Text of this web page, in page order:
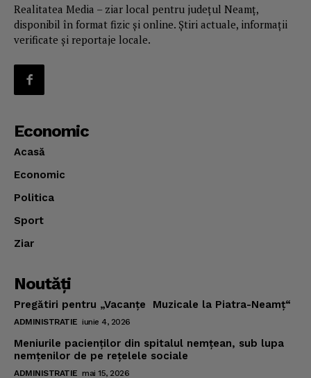
Realitatea Media – ziar local pentru județul Neamț,
disponibil în format fizic și online. Știri actuale, informații
verificate și reportaje locale.
Economic
Acasă
Economic
Politica
Sport
Ziar
Noutăţi
Pregătiri pentru „Vacanţe Muzicale la Piatra-Neamţ“
ADMINISTRATIE iunie 4, 2026
Meniurile pacienţilor din spitalul nemţean, sub lupa
nemţenilor de pe reţelele sociale
ADMINISTRATIE mai 15, 2026